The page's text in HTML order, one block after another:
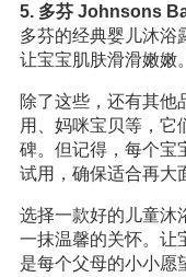
5. 多芬 Johnsons
多芬的经典婴儿沐浴
让宝宝肌肤滑滑嫩嫩。
除了这些，还有其他
用、妈咪宝贝等，它
碑。但记得，每个宝
试用，确保适合再大
选择一款好的儿童沐
一抹温馨的关怀。让
是每个父母的小小愿